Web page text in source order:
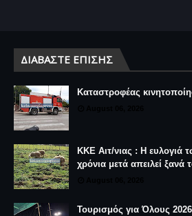
ΔΙΑΒΆΣΤΕ ΕΠΊΣΗΣ
Καταστροφέας
ΚΚΕ Αιτ/νιας : Η ευλογιά
χρόνια μετά απειλεί ξανά
Τουρισμός για Όλους